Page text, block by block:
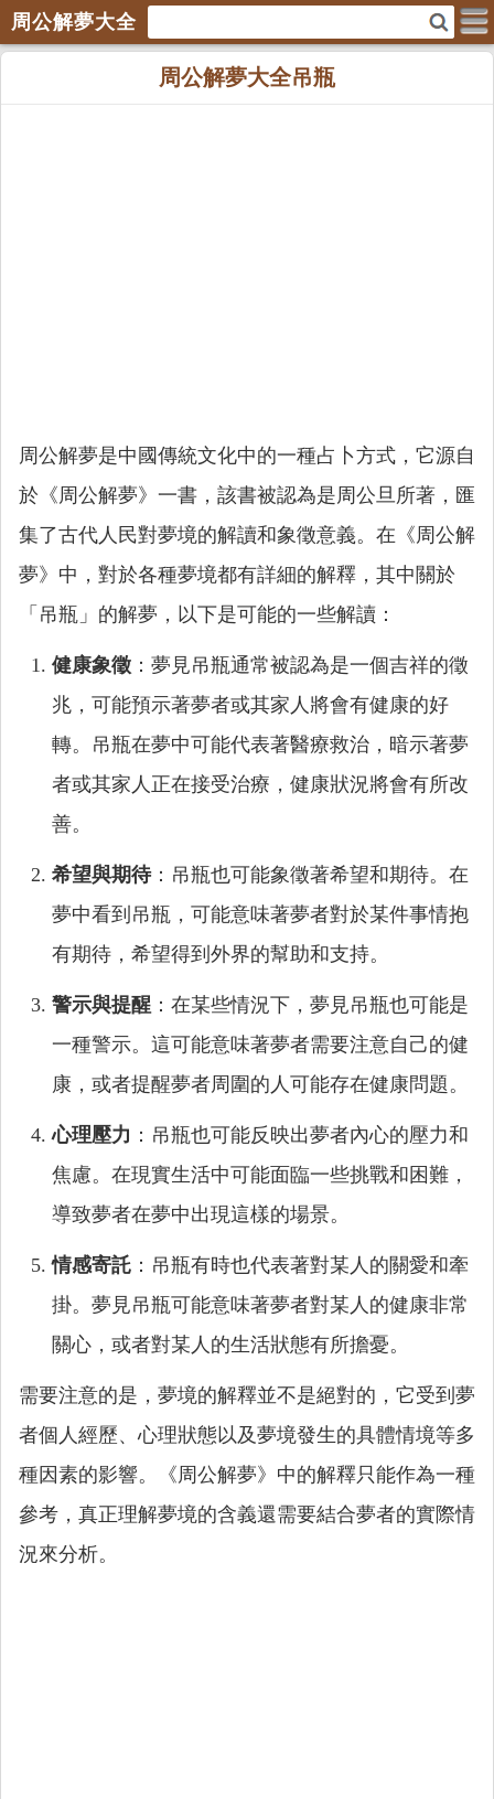
周公解夢大全
周公解夢大全吊瓶
周公解夢是中國傳統文化中的一種占卜方式，它源自
於《周公解夢》一書，該書被認為是周公旦所著，匯
集了古代人民對夢境的解讀和象徵意義。在《周公解
夢》中，對於各種夢境都有詳細的解釋，其中關於
「吊瓶」的解夢，以下是可能的一些解讀：
健康象徵 ：夢見吊瓶通常被認為是一個吉祥的徵
兆，可能預示著夢者或其家人將會有健康的好
轉。吊瓶在夢中可能代表著醫療救治，暗示著夢
者或其家人正在接受治療，健康狀況將會有所改
善。
希望與期待：吊瓶也可能象徵著希望和期待。在
夢中看到吊瓶，可能意味著夢者對於某件事情抱
有期待，希望得到外界的幫助和支持。
警示與提醒 ：在某些情況下，夢見吊瓶也可能是
一種警示。這可能意味著夢者需要注意自己的健
康，或者提醒夢者周圍的人可能存在健康問題。
心理壓力 ：吊瓶也可能反映出夢者內心的壓力和
焦慮。在現實生活中可能面臨一些挑戰和困難，
導致夢者在夢中出現這樣的場景。
情感寄託 ：吊瓶有時也代表著對某人的關愛和牽
掛。夢見吊瓶可能意味著夢者對某人的健康非常
關心，或者對某人的生活狀態有所擔憂。
需要注意的是，夢境的解釋並不是絕對的，它受到夢
者個人經歷、心理狀態以及夢境發生的具體情境等多
種因素的影響。《周公解夢》中的解釋只能作為一種
參考，真正理解夢境的含義還需要結合夢者的實際情
況來分析。